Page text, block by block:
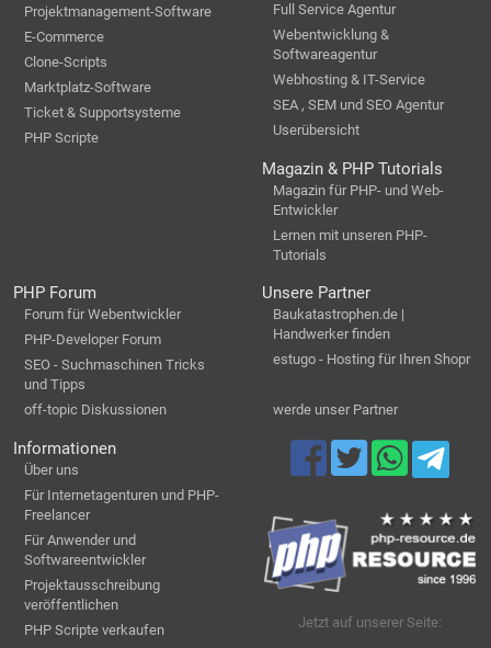
Projektmanagement-Software
E-Commerce
Clone-Scripts
Marktplatz-Software
Ticket & Supportsysteme
PHP Scripte
Full Service Agentur
Webentwicklung &
Softwareagentur
Webhosting & IT-Service
SEA , SEM und SEO Agentur
Userübersicht
Magazin & PHP Tutorials
Magazin für PHP- und Web-
Entwickler
Lernen mit unseren PHP-
Tutorials
PHP Forum
Forum für Webentwickler
PHP-Developer Forum
SEO - Suchmaschinen Tricks
und Tipps
off-topic Diskussionen
Unsere Partner
Baukatastrophen.de |
Handwerker finden
estugo - Hosting für Ihren Shopr
werde unser Partner
Informationen
Über uns
Für Internetagenturen und PHP-
Freelancer
Für Anwender und
Softwareentwickler
Projektausschreibung
veröffentlichen
PHP Scripte verkaufen
Jetzt auf unserer Seite: